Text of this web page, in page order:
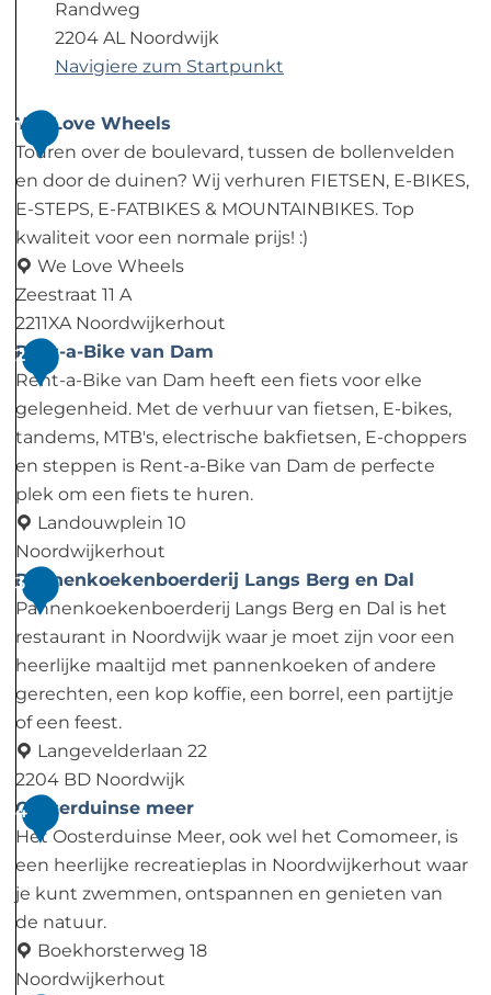
Randweg
2204 AL Noordwijk
Navigiere zum Startpunkt
1
We Love Wheels
Touren over de boulevard, tussen de bollenvelden
en door de duinen? Wij verhuren FIETSEN, E-BIKES,
E-STEPS, E-FATBIKES & MOUNTAINBIKES. Top
kwaliteit voor een normale prijs! :)
We Love Wheels
Zeestraat 11 A
2211XA Noordwijkerhout
W
e
L
o
v
e
W
h
e
e
l
s
2
Rent-a-Bike van Dam
Rent-a-Bike van Dam heeft een fiets voor elke
gelegenheid. Met de verhuur van fietsen, E-bikes,
tandems, MTB's, electrische bakfietsen, E-choppers
en steppen is Rent-a-Bike van Dam de perfecte
plek om een fiets te huren.
Landouwplein 10
Noordwijkerhout
R
e
n
t
-
a
-
B
i
k
e
v
a
n
D
3
Pannenkoekenboerderij Langs Berg en Dal
Pannenkoekenboerderij Langs Berg en Dal is het
restaurant in Noordwijk waar je moet zijn voor een
heerlijke maaltijd met pannenkoeken of andere
gerechten, een kop koffie, een borrel, een partijtje
of een feest.
Langevelderlaan 22
2204 BD Noordwijk
P
a
n
n
e
n
k
4
Oosterduinse meer
Het Oosterduinse Meer, ook wel het Comomeer, is
een heerlijke recreatieplas in Noordwijkerhout waar
je kunt zwemmen, ontspannen en genieten van
de natuur.
Boekhorsterweg 18
Noordwijkerhout